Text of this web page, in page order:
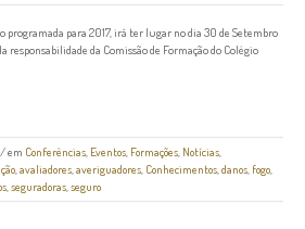
programada para 2017, irá ter lugar no dia 30 de Setembro
responsabilidade da Comissão de Formação do Colégio
/ em Conferências, Eventos, Formações, Notícias,
,avaliadores,averiguadores, Conhecimentos,danos, fogo,
,seguradoras,seguro